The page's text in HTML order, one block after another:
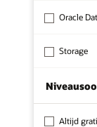
Oracle
Storage
Altijd